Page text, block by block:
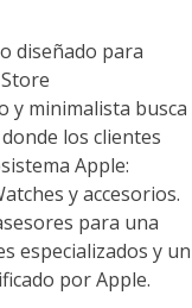
diseñado para
y minimalista busca
los clientes
Apple:
y accesorios.
para una
especializados y un
por Apple.